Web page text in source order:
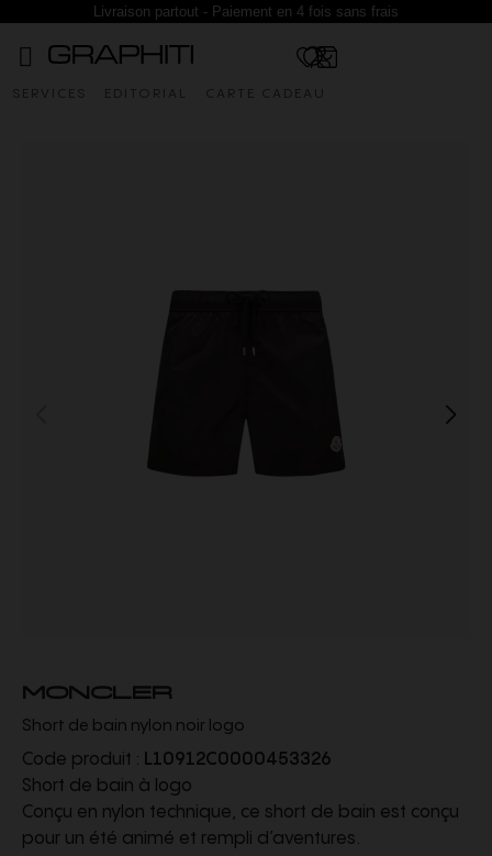
Livraison partout - Paiement en 4 fois sans frais
SERVICES EDITORIAL CARTE CADEAU
MONCLER
Short de bain nylon noir logo
Code produit : L10912C0000453326
Short de bain à logo
Conçu en nylon technique, ce short de bain est conçu
pour un été animé et rempli d’aventures.